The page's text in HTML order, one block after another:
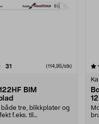
31 (114,95/stk)
BIM
tre, blikkplater og
f.eks. til
5 stjerner